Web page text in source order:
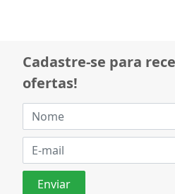
Cadastre-se para
ofertas!